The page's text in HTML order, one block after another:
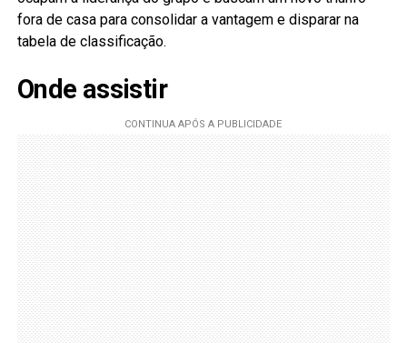
fora de casa para consolidar a vantagem e disparar na
tabela de classificação.
Onde assistir